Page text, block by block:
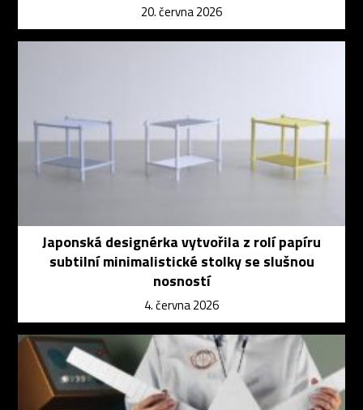
20. června 2026
Japonská designérka vytvořila z rolí papíru
subtilní minimalistické stolky se slušnou
nosností
4. června 2026